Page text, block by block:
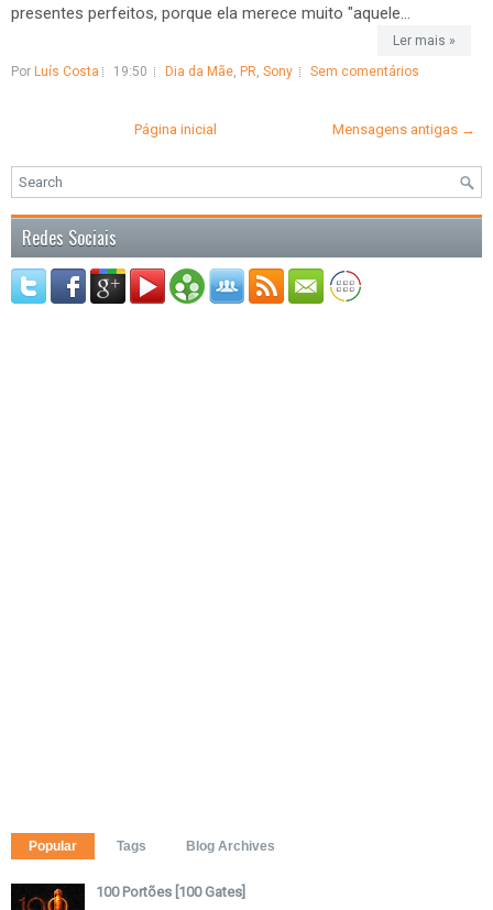
presentes perfeitos, porque ela merece muito "aquele...
Ler mais »
Por Luís Costa 19:50 Dia da Mãe, PR, Sony Sem comentários
Mensagens antigas →
Página inicial
Redes Sociais
Popular Tags Blog Archives
100 Portões [100 Gates]